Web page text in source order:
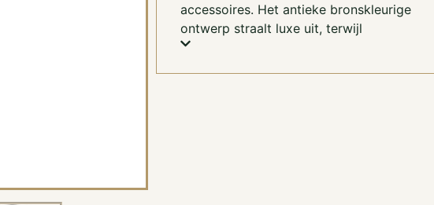
accessoires. Het antieke bronskleurige
ontwerp straalt luxe uit, terwijl